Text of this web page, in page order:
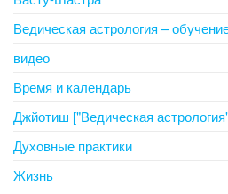
Ведическая астрология –
видео
Время и календарь
Джйотиш ["Ведическая
Духовные практики
Жизнь